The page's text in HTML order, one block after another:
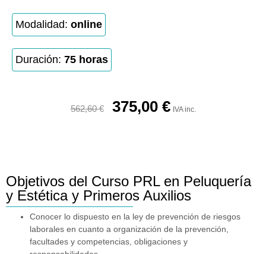
Modalidad: online
Duración: 75 horas
562,60€ 375,00 € IVA inc.
Objetivos del Curso PRL en Peluquería
y Estética y Primeros Auxilios
Conocer lo dispuesto en la ley de prevención de riesgos
laborales en cuanto a organización de la prevención,
facultades y competencias, obligaciones y